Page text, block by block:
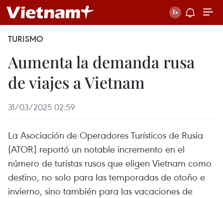
TURISMO
Aumenta la demanda rusa
de viajes a Vietnam
31/03/2025 02:59
La Asociación de Operadores Turísticos de Rusia
(ATOR) reportó un notable incremento en el
número de turistas rusos que eligen Vietnam como
destino, no solo para las temporadas de otoño e
invierno, sino también para las vacaciones de